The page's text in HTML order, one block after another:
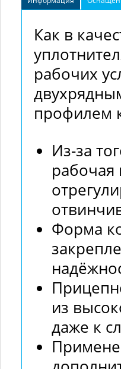
Как в
рабочих
профилем
Из-за
Форма
из
даже к